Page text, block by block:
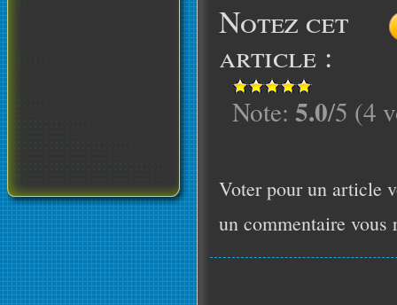
Notez cet
article :
Note: 5.0/5 (4
Voter pour un article
un commentaire vous